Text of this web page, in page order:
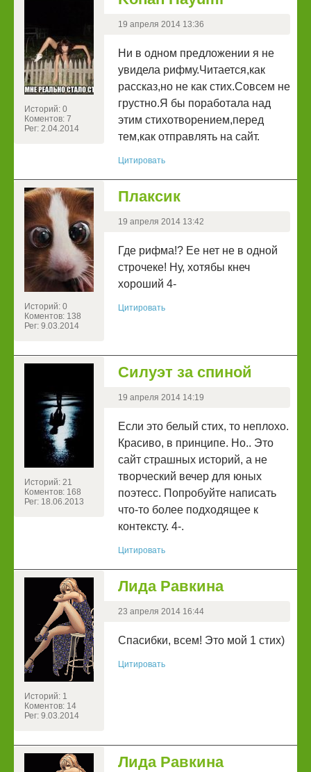
Историй: 0
Коментов: 7
Рег: 2.04.2014
19 апреля 2014 13:36
Ни в одном предложении я не
увидела рифму.Читается,как
рассказ,но не как стих.Совсем не
грустно.Я бы поработала над
этим стихотворением,перед
тем,как отправлять на сайт.
Цитировать
Историй: 0
Коментов: 138
Рег: 9.03.2014
Плаксик
19 апреля 2014 13:42
Где рифма!? Ее нет не в одной
строчеке! Ну, хотябы кнеч
хороший 4-
Цитировать
Историй: 21
Коментов: 168
Рег: 18.06.2013
Силуэт за спиной
19 апреля 2014 14:19
Если это белый стих, то неплохо.
Красиво, в принципе. Но.. Это
сайт страшных историй, а не
творческий вечер для юных
поэтесс. Попробуйте написать
что-то более подходящее к
контексту. 4-.
Цитировать
Историй: 1
Коментов: 14
Рег: 9.03.2014
Лида Равкина
23 апреля 2014 16:44
Спасибки, всем! Это мой 1 стих)
Цитировать
Лида Равкина